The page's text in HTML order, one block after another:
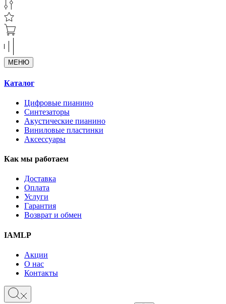
МЕНЮ
Каталог
Цифровые пианино
Синтезаторы
Акустические пианино
Виниловые пластинки
Аксессуары
Как мы работаем
Доставка
Оплата
Услуги
Гарантия
Возврат и обмен
IAMLP
Акции
О нас
Контакты